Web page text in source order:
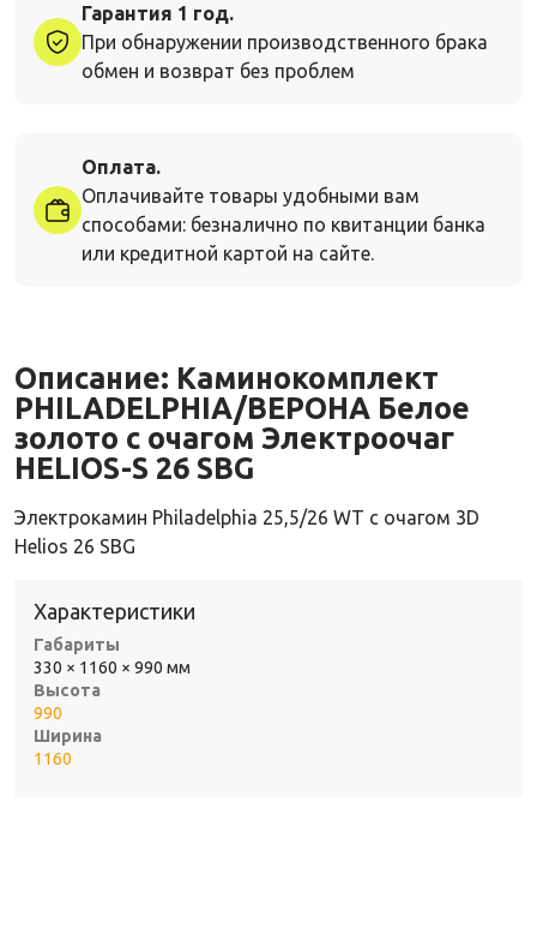
Гарантия 1 год.
При обнаружении производственного брака
обмен и возврат без проблем
Оплата.
Оплачивайте товары удобными вам
способами: безналично по квитанции банка
или кредитной картой на сайте.
Описание: Каминокомплект
PHILADELPHIA/ВЕРОНА Белое
золото с очагом Электроочаг
HELIOS-S 26 SBG
Электрокамин Philadelphia 25,5/26 WT с очагом 3D
Helios 26 SBG
Характеристики
Габариты
330 × 1160 × 990 мм
Высота
990
Ширина
1160